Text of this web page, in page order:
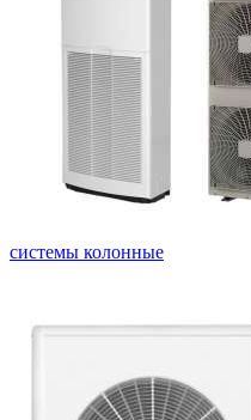
системы колонные